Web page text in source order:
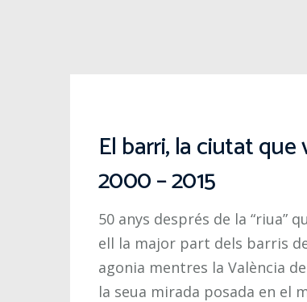
El barri, la ciutat que
2000 – 2015
50 anys després de la “riua”
ell la major part dels barris
agonia mentres la València
la seua mirada posada en el